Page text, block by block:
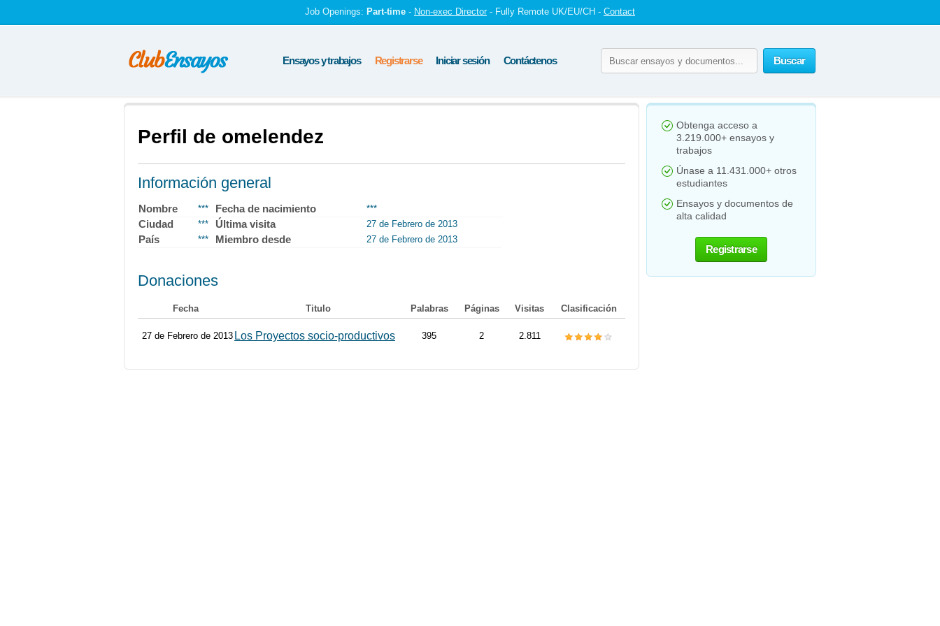
Job Openings: Part-time - Non-exec Director - Fully Remote UK/EU/CH - Contact
Buscar
Ensayos y trabajos Registrarse Iniciar sesión Contáctenos
Perfil de omelendez
Información general
Nombre *** Fecha de nacimiento ***
Ciudad *** Última visita 27 de Febrero de 2013
País *** Miembro desde 27 de Febrero de 2013
Donaciones
Fecha Titulo Palabras Páginas Visitas Clasificación
27 de Febrero de 2013 Los Proyectos socio-productivos 395 2 2.811
Obtenga acceso a
3.219.000+ ensayos y
trabajos
Únase a 11.431.000+ otros
estudiantes
Ensayos y documentos de
alta calidad
Registrarse